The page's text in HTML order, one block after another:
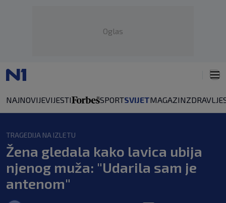
Oglas
NAJNOVIJEVIJESTI SPORTSVIJETMAGAZINZDRAVLJE
TRAGEDIJA NA IZLETU
Žena gledala kako lavica ubija
njenog muža: "Udarila sam je
antenom"